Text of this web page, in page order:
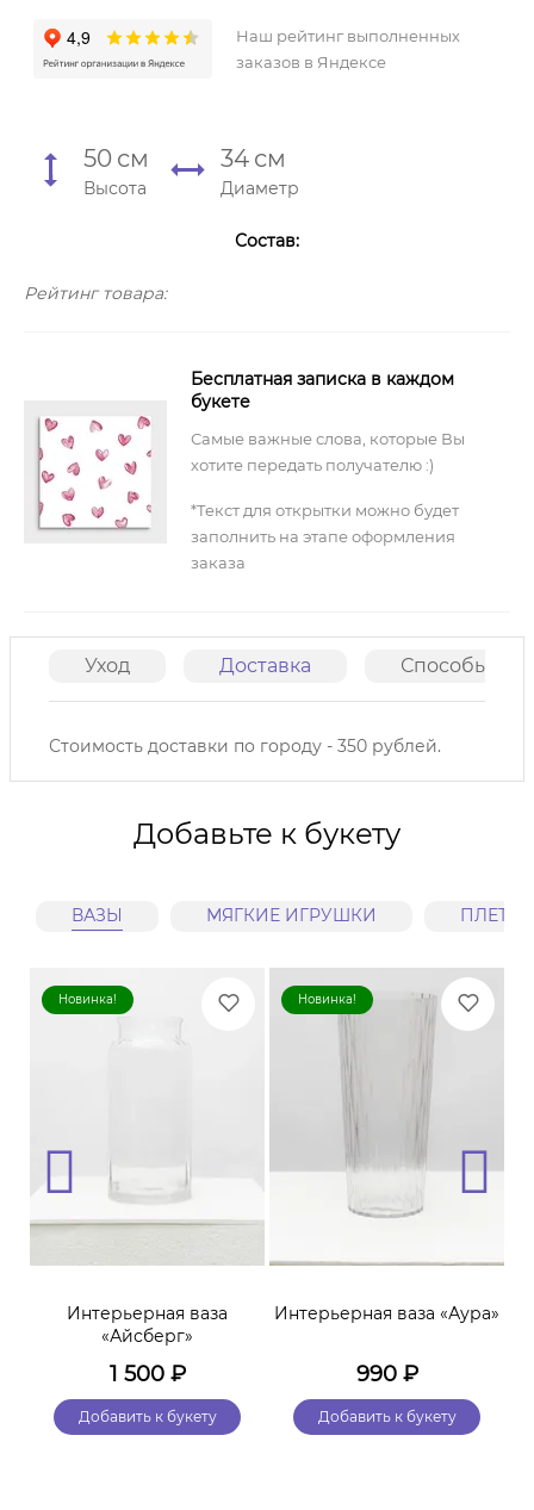
Наш рейтинг выполненных
заказов в Яндексе
50 см
Высота
34 см
Диаметр
Состав:
Рейтинг товара:
Бесплатная записка в каждом
букете
Самые важные слова, которые Вы
хотите передать получателю :)
*Текст для открытки можно будет
заполнить на этапе оформления
заказа
Уход Доставка Способы
Стоимость доставки по городу - 350 рублей.
Добавьте к букету
ВАЗЫ МЯГКИЕ ИГРУШКИ
Новинка!
Интерьерная ваза
«Айсберг»
1 500₽
Добавить к букету
Новинка!
Интерьерная ваза «Аура»
990₽
Добавить к букету